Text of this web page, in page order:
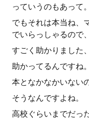
っていうのもあって。
でもそれは本当ね、
でいらっしゃるので、
すごく助かりました
助かってるんですね
本となかなかいない
そうなんですよね。
高校ぐらいまでだっ